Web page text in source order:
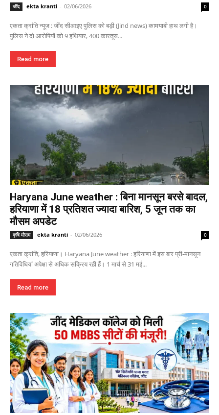
जींद ekta kranti - 02/06/2026 0
एकता क्रांति न्यूज : जींद सीआइए पुलिस को बड़ी (Jind news) कामयाबी हाथ लगी है।
पुलिस ने दो आरोपियों को 9 हथियार, 400 कारतूस...
Read more
Haryana June weather : बिना मानसून बरसे बादल,
हरियाणा में 18 प्रतिशत ज्यादा बारिश, 5 जून तक का
मौसम अपडेट
कृषि मौसम ekta kranti - 02/06/2026 0
एकता क्रांति, हरियाणा। Haryana June weather : हरियाणा में इस बार प्री-मानसून
गतिविधियां अपेक्षा से अधिक सक्रिय रही हैं। 1 मार्च से 31 मई...
Read more